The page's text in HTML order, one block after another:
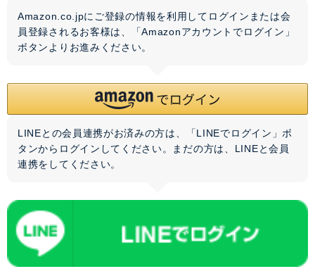
Amazon.co.jpにご登録の情報を利用してログインまたは会
員登録されるお客様は、「Amazonアカウントでログイン」
ボタンよりお進みください。
LINEとの会員連携がお済みの方は、「LINEでログイン」ボ
タンからログインしてください。まだの方は、 LINEと会員
連携をしてください。